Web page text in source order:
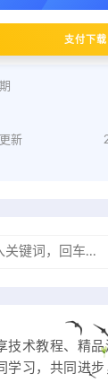
支付下载
新
技术教程、精品
学习，共同进步